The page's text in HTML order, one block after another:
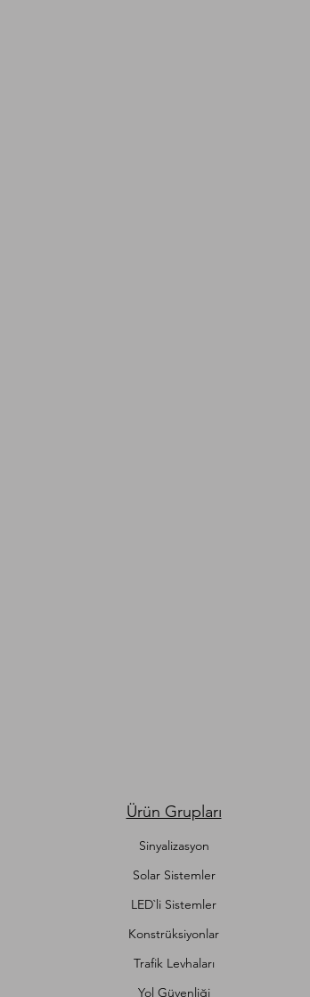
Ürün Grupları
Sinyalizasyon
Solar Sistemler
LED`li Sistemler
Konstrüksiyonlar
Trafik Levhaları
Yol Güvenliği